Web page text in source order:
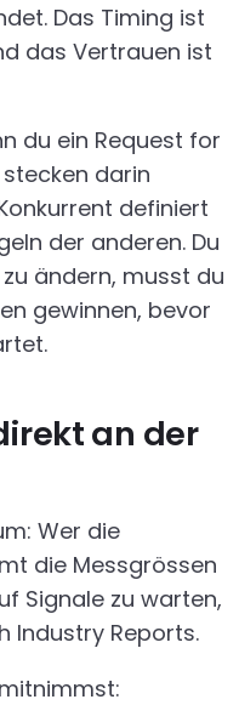
Das Timing ist
das Vertrauen ist
du ein Request for
darin
definiert
der anderen. Du
ändern, musst du
gewinnen, bevor
an der
Wer die
die Messgrössen
Signale zu warten,
Industry Reports.